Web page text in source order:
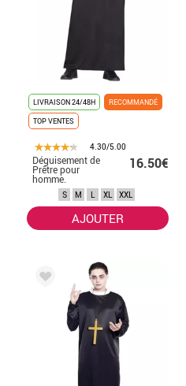
LIVRAISON 24/48H
RECOMMANDÉ
TOP VENTES
4.30/5.00
Déguisement de
Prêtre pour
homme.
16.50€
S M L XL XXL
AJOUTER